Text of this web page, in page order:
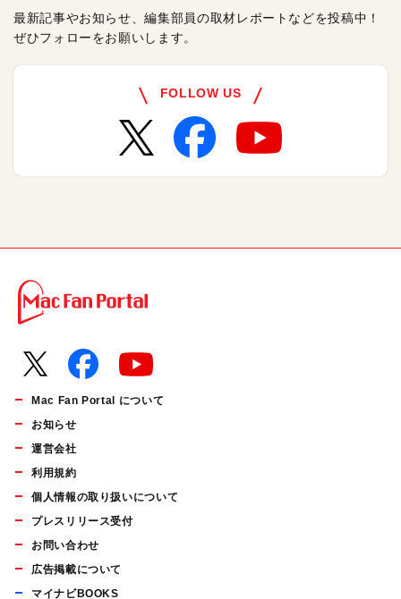
最新記事やお知らせ、編集部員の取材レポートなどを投稿中！
ぜひフォローをお願いします。
FOLLOW US
Mac Fan Portal について
お知らせ
運営会社
利用規約
個人情報の取り扱いについて
プレスリリース受付
お問い合わせ
広告掲載について
マイナビBOOKS